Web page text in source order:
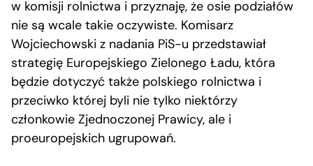
w komisji rolnictwa i przyznaję, że osie podziałów
nie są wcale takie oczywiste. Komisarz
Wojciechowski z nadania PiS-u przedstawiał
strategię Europejskiego Zielonego Ładu, która
będzie dotyczyć także polskiego rolnictwa i
przeciwko której byli nie tylko niektórzy
członkowie Zjednoczonej Prawicy, ale i
proeuropejskich ugrupowań.